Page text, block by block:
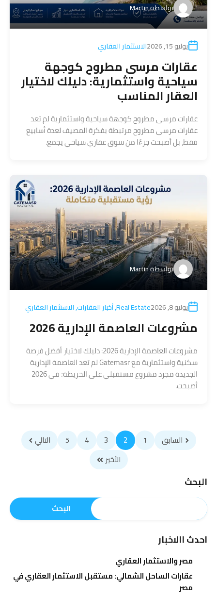
بواسطةMartin
يوليو 15, 2026 الاستثمار العقاري
عقارات مرسى مطروح كوجهة
سياحية واستثمارية: دليلك لاختيار
العقار المناسب
عقارات مرسى مطروح كوجهة سياحية واستثمارية لم تعد
عقارات مرسى مطروح مرتبطة بفكرة المصيف لعدة أسابيع
فقط، بل أصبحت جزءًا من سوق عقاري سياحي يجمع.
بواسطةMartin
يوليو 8, 2026 Real Estate
,أخبار العقارات,الاستثمار العقاري
مشروعات العاصمة الإدارية 2026
مشروعات العاصمة الإدارية 2026: دليلك لاختيار أفضل فرصة
سكنية واستثمارية مع Gatemasr لم تعد العاصمة الإدارية
الجديدة مجرد مشروع مستقبلي على الخريطة؛ في 2026
أصبحت.
السابق 1
2
3
4
5
التالي
الأخير
البحث
البحث
احدث االاخبار
مصر والاستثمار العقاري
عقارات الساحل الشمالي: مستقبل الاستثمار العقاري في
مصر